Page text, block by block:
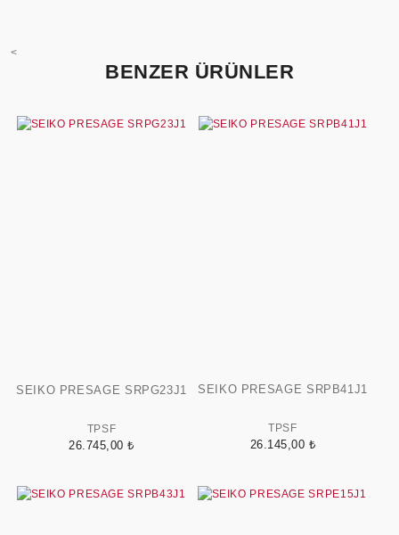
<
BENZER ÜRÜNLER
SEIKO PRESAGE SRPG23J1
TPSF
26.745,00 ₺
SEIKO PRESAGE SRPB41J1
TPSF
26.145,00 ₺